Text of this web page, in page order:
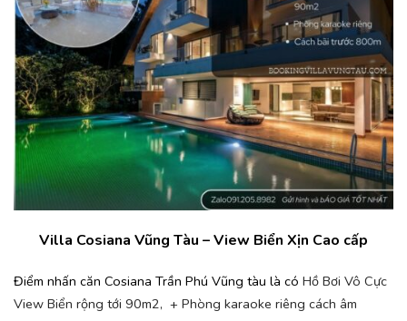
Villa Cosiana Vũng Tàu – View Biển Xịn Cao cấp
Điểm nhấn căn Cosiana Trần Phú Vũng tàu là có Hồ Bơi Vô Cực
View Biển rộng tới 90m2, + Phòng karaoke riêng cách âm